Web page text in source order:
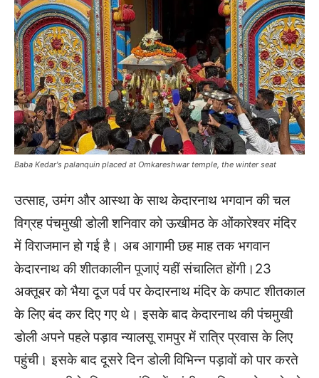
Baba Kedar's palanquin placed at Omkareshwar temple, the winter seat
उत्साह, उमंग और आस्था के साथ केदारनाथ भगवान की चल
विग्रह पंचमुखी डोली शनिवार को ऊखीमठ के ओंकारेश्वर मंदिर
में विराजमान हो गई है। अब आगामी छह माह तक भगवान
केदारनाथ की शीतकालीन पूजाएं यहीं संचालित होंगी।23
अक्तूबर को भैया दूज पर्व पर केदारनाथ मंदिर के कपाट शीतकाल
के लिए बंद कर दिए गए थे। इसके बाद केदारनाथ की पंचमुखी
डाेली अपने पहले पड़ाव न्यालसू रामपुर में रात्रि प्रवास के लिए
पहुंची। इसके बाद दूसरे दिन डोली विभिन्न पड़ावों को पार करते